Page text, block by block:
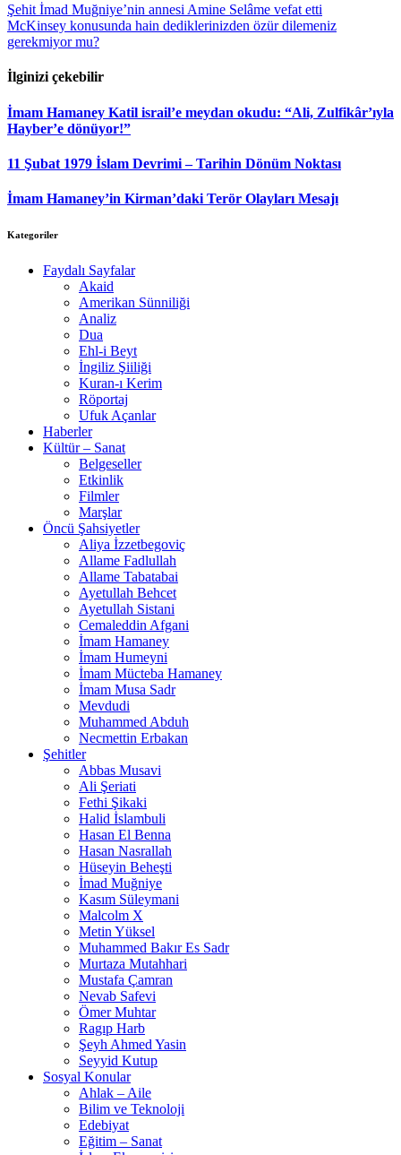
Şehit İmad Muğniye’nin annesi Amine Selâme vefat etti
McKinsey konusunda hain dediklerinizden özür dilemeniz
gerekmiyor mu?
İlginizi çekebilir
İmam Hamaney Katil israil’e meydan okudu: “Ali, Zulfikâr’ıyla
Hayber’e dönüyor!”
11 Şubat 1979 İslam Devrimi – Tarihin Dönüm Noktası
İmam Hamaney’in Kirman’daki Terör Olayları Mesajı
Kategoriler
Faydalı Sayfalar
Akaid
Amerikan Sünniliği
Analiz
Dua
Ehl-i Beyt
İngiliz Şiiliği
Kuran-ı Kerim
Röportaj
Ufuk Açanlar
Haberler
Kültür – Sanat
Belgeseller
Etkinlik
Filmler
Marşlar
Öncü Şahsiyetler
Aliya İzzetbegoviç
Allame Fadlullah
Allame Tabatabai
Ayetullah Behcet
Ayetullah Sistani
Cemaleddin Afgani
İmam Hamaney
İmam Humeyni
İmam Mücteba Hamaney
İmam Musa Sadr
Mevdudi
Muhammed Abduh
Necmettin Erbakan
Şehitler
Abbas Musavi
Ali Şeriati
Fethi Şikaki
Halid İslambuli
Hasan El Benna
Hasan Nasrallah
Hüseyin Beheşti
İmad Muğniye
Kasım Süleymani
Malcolm X
Metin Yüksel
Muhammed Bakır Es Sadr
Murtaza Mutahhari
Mustafa Çamran
Nevab Safevi
Ömer Muhtar
Ragıp Harb
Şeyh Ahmed Yasin
Seyyid Kutup
Sosyal Konular
Ahlak – Aile
Bilim ve Teknoloji
Edebiyat
Eğitim – Sanat